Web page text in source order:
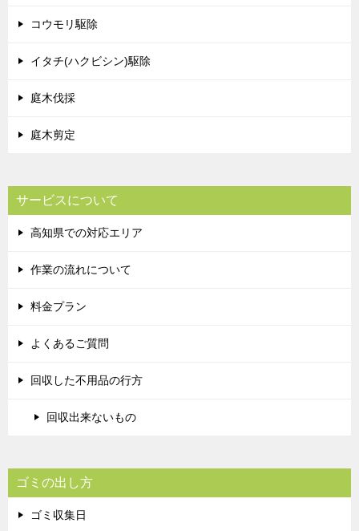
コウモリ駆除
イタチ(ハクビシン)駆除
庭木伐採
庭木剪定
サービスについて
高知県での対応エリア
作業の流れについて
料金プラン
よくあるご質問
回収した不用品の行方
回収出来ないもの
ゴミの出し方
ゴミ収集日